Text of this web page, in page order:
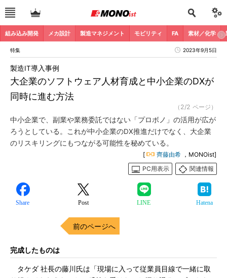
組み込み開発 メカ設計 製造マネジメント モビリティ FA 素材／化学
特集 2023年9月5日
大企業のソフトウェア人材育成と中小企業のDXが
同時に進む方法
製造IT導入事例
（2/2 ページ）
中小企業で、副業や業務委託ではない「プロボノ」の活用が広が
ろうとしている。これが中小企業のDX推進だけでなく、大企業
のリスキリングにもつながる可能性を秘めている。
[ 齊藤由希 ，MONOist]
PC用表示
関連情報
Share Post LINE Hatena
前のページへ
完成したものは
タケダ 社長の藤川氏は「現場に入って従業員目線で一緒に取